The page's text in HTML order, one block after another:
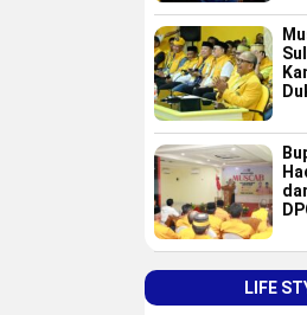
LIFE